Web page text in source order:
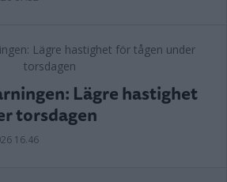
Lägre hastighet
torsdagen
16.46